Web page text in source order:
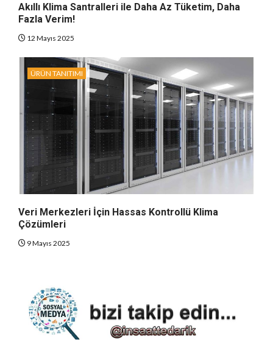
Akıllı Klima Santralleri ile Daha Az Tüketim, Daha
Fazla Verim!
12 Mayıs 2025
ÜRÜN TANITIMI
Veri Merkezleri İçin Hassas Kontrollü Klima
Çözümleri
9 Mayıs 2025